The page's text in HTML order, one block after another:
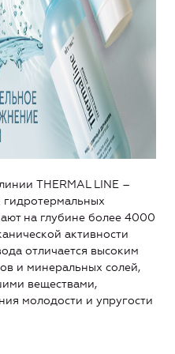
THERMAL LINE –
на глубине более 4000
активности
отличается высоким
и минеральных солей,
веществами,
молодости и упругости